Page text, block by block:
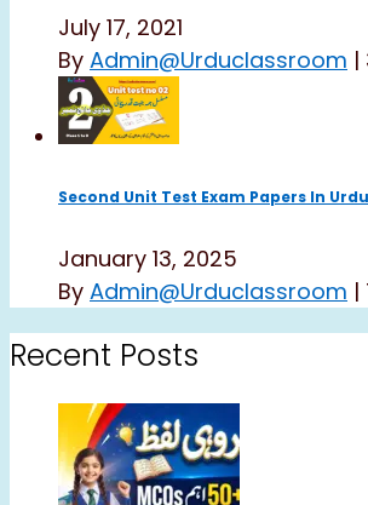
July 17, 2021
By Admin@urduclassroom |
Second Unit Test Exam Papers In
January 13, 2025
By Admin@urduclassroom |
Recent Posts